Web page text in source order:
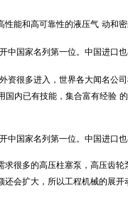
性能和高可靠性的液压气 动和密
中国家名列第一位。中国进口
资很多进入，世界各大闻名公
国内已有技能，集合富有经验
中国家名列第一位。中国进口
很多的高压柱塞泵，高压齿
还会扩大，所以工程机械的展开